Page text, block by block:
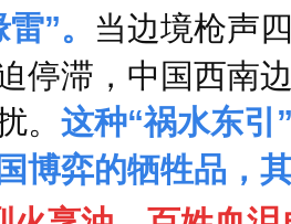
”。 当边境枪声
停滞，中国西南
。 这种“祸水东引
博弈的牺牲品，